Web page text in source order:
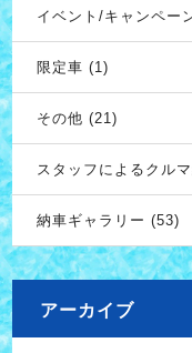
イベント/キャンペー
限定車 (1)
その他 (21)
スタッフによるクル
納車ギャラリー (53)
アーカイブ